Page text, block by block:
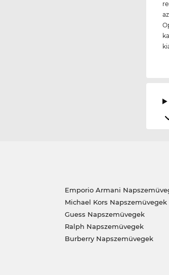
Emporio Armani
Michael Kors Napszemüvegek
Guess Napszemüvegek
Ralph Napszemüvegek
Burberry Napszemüvegek